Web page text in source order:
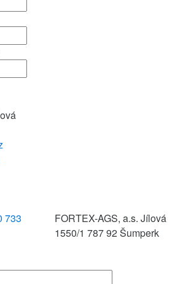
733
FORTEX-AGS, a.s. Jílová
1550/1 787 92 Šumperk